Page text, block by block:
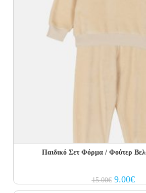
Παιδικό Σετ Φόρμα / Φούτερ
15.00€ Original
price
9.00€